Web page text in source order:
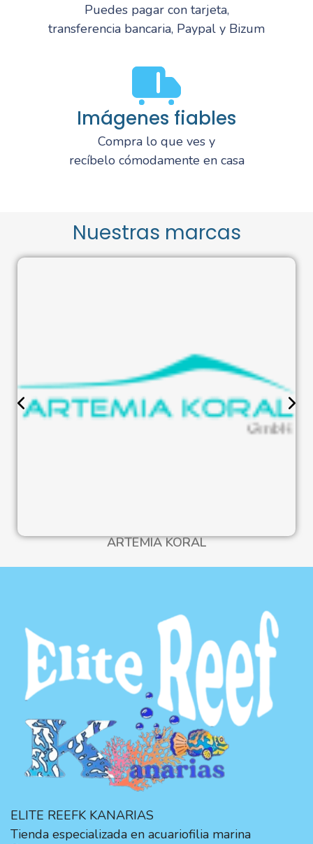
Puedes pagar con tarjeta,
transferencia bancaria, Paypal y Bizum
Imágenes fiables
Compra lo que ves y
recíbelo cómodamente en casa
Nuestras marcas
ARTEMIA KORAL
ELITE REEFK KANARIAS
Tienda especializada en acuariofilia marina